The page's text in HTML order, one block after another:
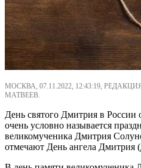
МОСКВА, 07.11.2022, 12:43:19,
МАТВЕЕВ.
День святого Дмитрия в России
очень условно называется
великомученика Дмитрия
отмечают День ангела Дмитрия